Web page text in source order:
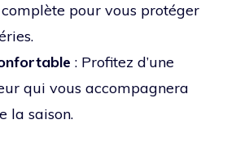
pour vous protéger
: Profitez d’une
qui vous accompagnera
la saison.